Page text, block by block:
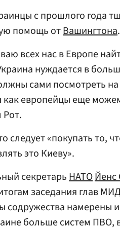
с прошлого года
помощь отВашингтона.
всех нас в Европе
нуждается в
сами посмотреть
европейцы еще
Рот.
следует «покупать то,
это Киеву».
секретарьНАТОЙенс
заседания глав
содружества намерены
больше систем ПВО,